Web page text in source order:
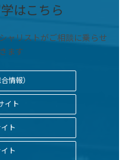
はこちら
ャリストがご相談に乗らせ
ます
情報）
イト
ト
ト